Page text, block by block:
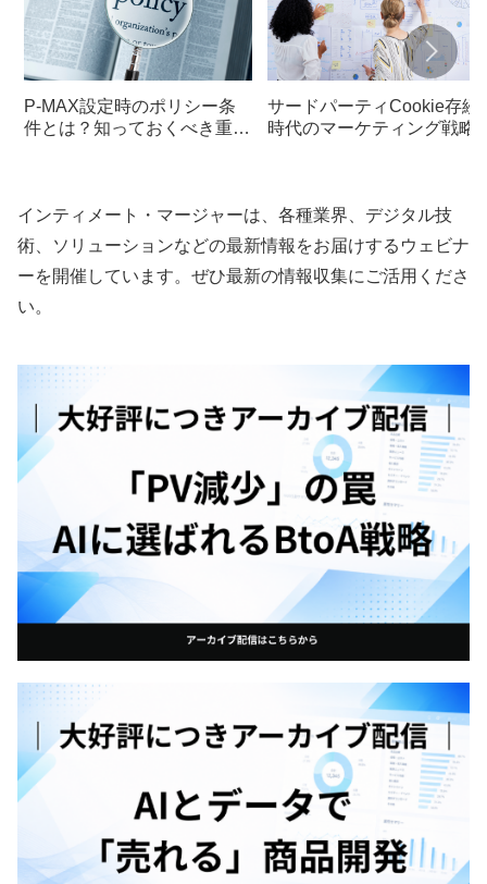
P-MAX設定時のポリシー条
件とは？知っておくべき重要
サードパーティCookie存続
時代のマーケティング戦略
インティメート・マージャーは、各種業界、デジタル技
術、ソリューションなどの最新情報をお届けするウェビナ
ーを開催しています。ぜひ最新の情報収集にご活用くださ
い。